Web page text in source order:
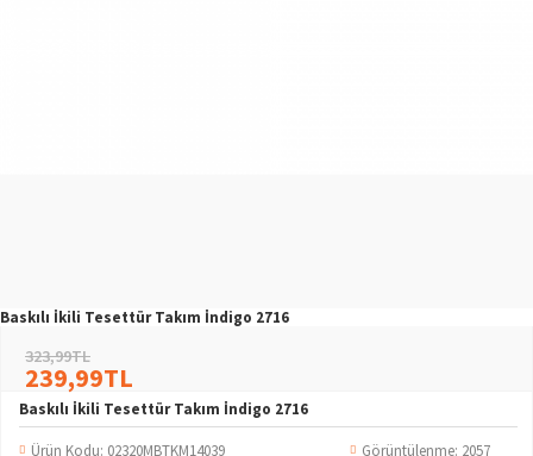
Baskılı İkili Tesettür Takım İndigo 2716
Baskılı İkili Tesettür Takım İndigo 2716
Ürün Kodu: 02320MBTKM14039 Görüntülenme: 2057
239,99TL
323,99TL